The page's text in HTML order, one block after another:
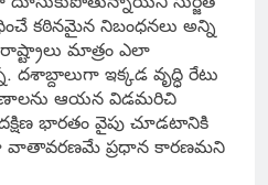
కఠినమైన నిబంధనలు అన్ని
మాత్రం ఎలా
దశాబ్దాలుగా ఇక్కడ వృద్ధి రేటు
ఆయన విడమరిచి
భారతం వైపు చూడటానికి
వాతావరణమే ప్రధాన కారణమని